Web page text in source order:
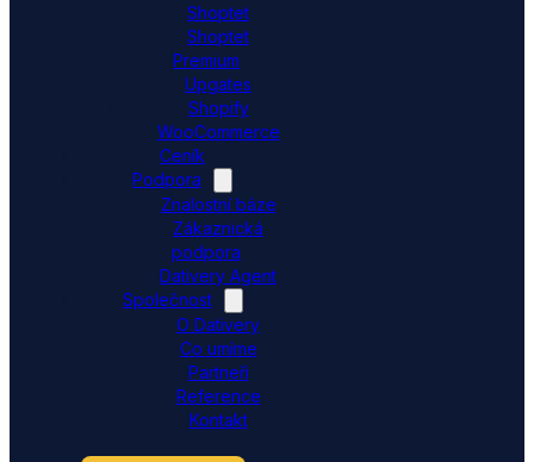
Shoptet
Shoptet
Premium
Upgates
Shopify
WooCommerce
Ceník
Podpora
Znalostní báze
Zákaznická
podpora
Dativery Agent
Společnost
O Dativery
Co umíme
Partneři
Reference
Kontakt